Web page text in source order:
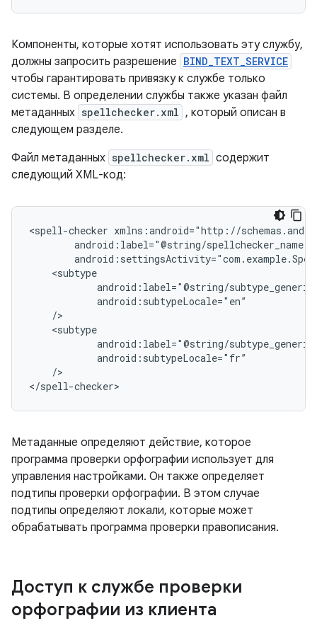
Компоненты, которые хотят использовать эту службу,
должны запросить разрешение BIND_TEXT_SERVICE
чтобы гарантировать привязку к службе только
системы. В определении службы также указан файл
метаданных spellchecker.xml , который описан в
следующем разделе.
Файл метаданных spellchecker.xml содержит
следующий XML-код:
<spell-checker
/>
</spell-checker>
Метаданные определяют действие, которое
программа проверки орфографии использует для
управления настройками. Он также определяет
подтипы проверки орфографии. В этом случае
подтипы определяют локали, которые может
обрабатывать программа проверки правописания.
Доступ к службе проверки
орфографии из клиента